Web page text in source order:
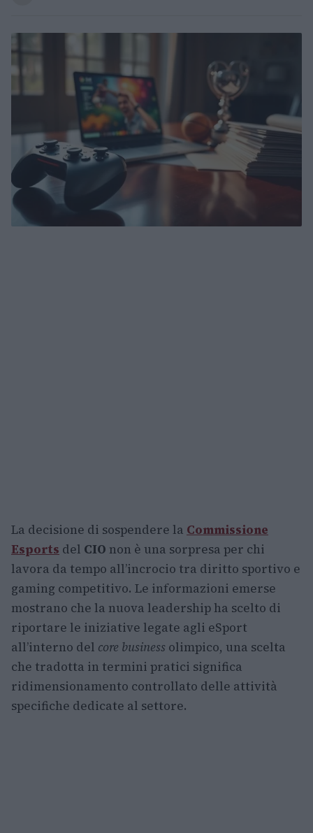
La decisione di sospendere la Commissione
Esports del CIO non è una sorpresa per chi
lavora da tempo all’incrocio tra diritto sportivo e
gaming competitivo. Le informazioni emerse
mostrano che la nuova leadership ha scelto di
riportare le iniziative legate agli eSport
all’interno del core business olimpico, una scelta
che tradotta in termini pratici significa
ridimensionamento controllato delle attività
specifiche dedicate al settore.